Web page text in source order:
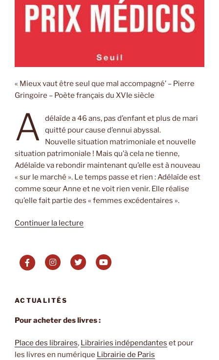
« Mieux vaut être seul que mal accompagné’ – Pierre
Gringoire – Poète français du XVIe siècle
A
délaïde a 46 ans, pas d’enfant et plus de mari
quitté pour cause d’ennui abyssal.
Nouvelle situation matrimoniale et nouvelle
situation patrimoniale ! Mais qu’à cela ne tienne,
Adélaïde va rebondir maintenant qu’elle est à nouveau
« sur le marché ». Le temps passe et rien : Adélaïde est
comme sœur Anne et ne voit rien venir. Elle réalise
qu’elle fait partie des « femmes excédentaires ».
Continuer la lecture
synthétique
de
ACTUALITÉS
Pour acheter des livres :
Place des libraires, Librairies indépendantes et pour
les livres en numérique Librairie de Paris